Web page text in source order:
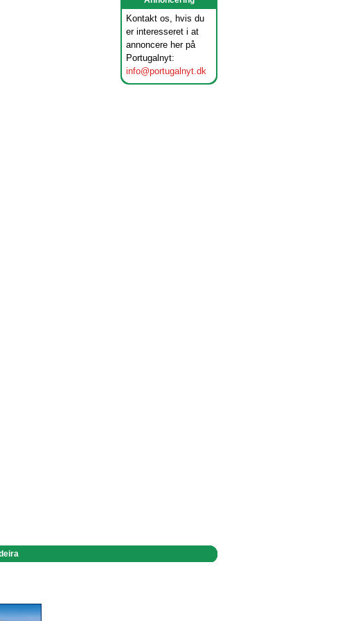
Kontakt os, hvis du
er interesseret i at
annoncere her på
Portugalnyt:
info@portugalnyt.dk